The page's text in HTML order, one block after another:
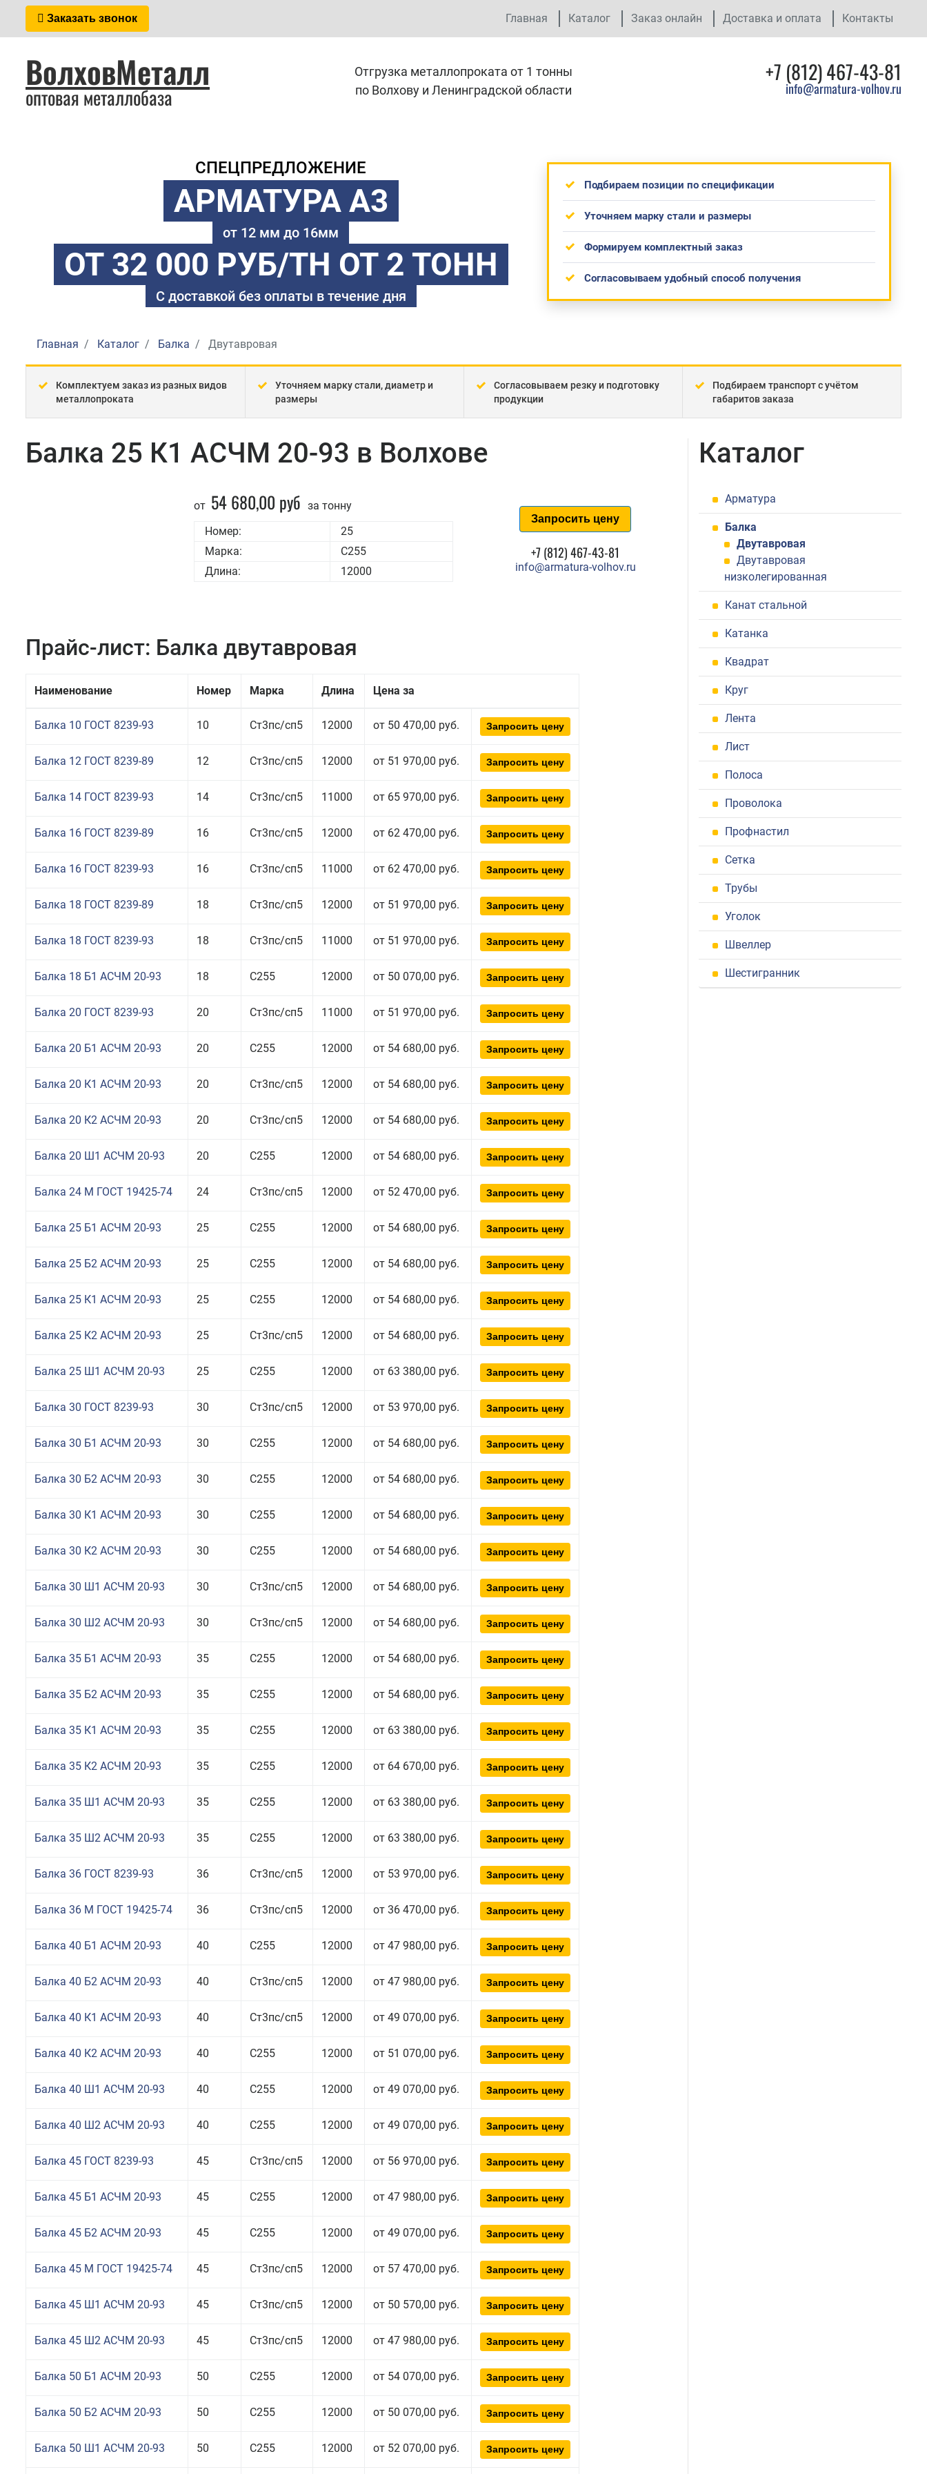
Заказать звонок Главная Каталог Заказ онлайн Доставка и оплата Контакты
ВолховМеталл
оптовая металлобаза
Отгрузка металлопроката от 1 тонны
по Волхову и Ленинградской области
+7 (812) 467-43-81
info@armatura-volhov.ru
СПЕЦПРЕДЛОЖЕНИЕ
АРМАТУРА А3
от 12 мм до 16мм
ОТ 32 000 РУБ/ТН ОТ 2 ТОНН
С доставкой без оплаты в течение дня
Подбираем позиции по спецификации
Уточняем марку стали и размеры
Формируем комплектный заказ
Согласовываем удобный способ получения
Главная Каталог Балка Двутавровая
Комплектуем заказ из разных видов
металлопроката
Уточняем марку стали, диаметр и
размеры
Согласовываем резку и подготовку
продукции
Подбираем транспорт с учётом
габаритов заказа
Балка 25 К1 АСЧМ 20-93 в Волхове
от 54 680,00 руб за тонну
Номер:
25
Марка:
С255
Длина:
12000
Запросить цену
+7 (812) 467-43-81
info@armatura-volhov.ru
Прайс-лист: Балка двутавровая
Наименование Номер Марка Длина Цена за
Балка 10 ГОСТ 8239-93 10 Ст3пс/сп5 12000 от 50 470,00 руб. Запросить цену
Балка 12 ГОСТ 8239-89 12 Ст3пс/сп5 12000 от 51 970,00 руб. Запросить цену
Балка 14 ГОСТ 8239-93 14 Ст3пс/сп5 11000 от 65 970,00 руб. Запросить цену
Балка 16 ГОСТ 8239-89 16 Ст3пс/сп5 12000 от 62 470,00 руб. Запросить цену
Балка 16 ГОСТ 8239-93 16 Ст3пс/сп5 11000 от 62 470,00 руб. Запросить цену
Балка 18 ГОСТ 8239-89 18 Ст3пс/сп5 12000 от 51 970,00 руб. Запросить цену
Балка 18 ГОСТ 8239-93 18 Ст3пс/сп5 11000 от 51 970,00 руб. Запросить цену
Балка 18 Б1 АСЧМ 20-93 18 С255 12000 от 50 070,00 руб. Запросить цену
Балка 20 ГОСТ 8239-93 20 Ст3пс/сп5 11000 от 51 970,00 руб. Запросить цену
Балка 20 Б1 АСЧМ 20-93 20 С255 12000 от 54 680,00 руб. Запросить цену
Балка 20 К1 АСЧМ 20-93 20 Ст3пс/сп5 12000 от 54 680,00 руб. Запросить цену
Балка 20 К2 АСЧМ 20-93 20 Ст3пс/сп5 12000 от 54 680,00 руб. Запросить цену
Балка 20 Ш1 АСЧМ 20-93 20 С255 12000 от 54 680,00 руб. Запросить цену
Балка 24 М ГОСТ 19425-74 24 Ст3пс/сп5 12000 от 52 470,00 руб. Запросить цену
Балка 25 Б1 АСЧМ 20-93 25 С255 12000 от 54 680,00 руб. Запросить цену
Балка 25 Б2 АСЧМ 20-93 25 С255 12000 от 54 680,00 руб. Запросить цену
Балка 25 К1 АСЧМ 20-93 25 С255 12000 от 54 680,00 руб. Запросить цену
Балка 25 К2 АСЧМ 20-93 25 Ст3пс/сп5 12000 от 54 680,00 руб. Запросить цену
Балка 25 Ш1 АСЧМ 20-93 25 С255 12000 от 63 380,00 руб. Запросить цену
Балка 30 ГОСТ 8239-93 30 Ст3пс/сп5 12000 от 53 970,00 руб. Запросить цену
Балка 30 Б1 АСЧМ 20-93 30 С255 12000 от 54 680,00 руб. Запросить цену
Балка 30 Б2 АСЧМ 20-93 30 С255 12000 от 54 680,00 руб. Запросить цену
Балка 30 К1 АСЧМ 20-93 30 С255 12000 от 54 680,00 руб. Запросить цену
Балка 30 К2 АСЧМ 20-93 30 С255 12000 от 54 680,00 руб. Запросить цену
Балка 30 Ш1 АСЧМ 20-93 30 Ст3пс/сп5 12000 от 54 680,00 руб. Запросить цену
Балка 30 Ш2 АСЧМ 20-93 30 Ст3пс/сп5 12000 от 54 680,00 руб. Запросить цену
Балка 35 Б1 АСЧМ 20-93 35 С255 12000 от 54 680,00 руб. Запросить цену
Балка 35 Б2 АСЧМ 20-93 35 С255 12000 от 54 680,00 руб. Запросить цену
Балка 35 К1 АСЧМ 20-93 35 С255 12000 от 63 380,00 руб. Запросить цену
Балка 35 К2 АСЧМ 20-93 35 С255 12000 от 64 670,00 руб. Запросить цену
Балка 35 Ш1 АСЧМ 20-93 35 С255 12000 от 63 380,00 руб. Запросить цену
Балка 35 Ш2 АСЧМ 20-93 35 С255 12000 от 63 380,00 руб. Запросить цену
Балка 36 ГОСТ 8239-93 36 Ст3пс/сп5 12000 от 53 970,00 руб. Запросить цену
Балка 36 М ГОСТ 19425-74 36 Ст3пс/сп5 12000 от 36 470,00 руб. Запросить цену
Балка 40 Б1 АСЧМ 20-93 40 С255 12000 от 47 980,00 руб. Запросить цену
Балка 40 Б2 АСЧМ 20-93 40 Ст3пс/сп5 12000 от 47 980,00 руб. Запросить цену
Балка 40 К1 АСЧМ 20-93 40 Ст3пс/сп5 12000 от 49 070,00 руб. Запросить цену
Балка 40 К2 АСЧМ 20-93 40 С255 12000 от 51 070,00 руб. Запросить цену
Балка 40 Ш1 АСЧМ 20-93 40 С255 12000 от 49 070,00 руб. Запросить цену
Балка 40 Ш2 АСЧМ 20-93 40 С255 12000 от 49 070,00 руб. Запросить цену
Балка 45 ГОСТ 8239-93 45 Ст3пс/сп5 12000 от 56 970,00 руб. Запросить цену
Балка 45 Б1 АСЧМ 20-93 45 С255 12000 от 47 980,00 руб. Запросить цену
Балка 45 Б2 АСЧМ 20-93 45 С255 12000 от 49 070,00 руб. Запросить цену
Балка 45 М ГОСТ 19425-74 45 Ст3пс/сп5 12000 от 57 470,00 руб. Запросить цену
Балка 45 Ш1 АСЧМ 20-93 45 Ст3пс/сп5 12000 от 50 570,00 руб. Запросить цену
Балка 45 Ш2 АСЧМ 20-93 45 Ст3пс/сп5 12000 от 47 980,00 руб. Запросить цену
Балка 50 Б1 АСЧМ 20-93 50 С255 12000 от 54 070,00 руб. Запросить цену
Балка 50 Б2 АСЧМ 20-93 50 С255 12000 от 50 070,00 руб. Запросить цену
Балка 50 Ш1 АСЧМ 20-93 50 С255 12000 от 52 070,00 руб. Запросить цену
Каталог
Арматура
Балка
Двутавровая
Двутавровая
низколегированная
Канат стальной
Катанка
Квадрат
Круг
Лента
Лист
Полоса
Проволока
Профнастил
Сетка
Трубы
Уголок
Швеллер
Шестигранник